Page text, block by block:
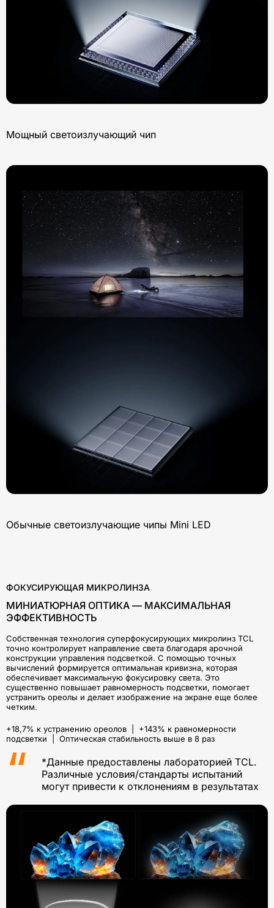
Мощный светоизлучающий чип
Обычные светоизлучающие чипы Mini LED
ФОКУСИРУЮЩАЯ МИКРОЛИНЗА
МИНИАТЮРНАЯ ОПТИКА — МАКСИМАЛЬНАЯ
ЭФФЕКТИВНОСТЬ
Собственная технология суперфокусирующих микролинз TCL
точно контролирует направление света благодаря арочной
конструкции управления подсветкой. С помощью точных
вычислений формируется оптимальная кривизна, которая
обеспечивает максимальную фокусировку света. Это
существенно повышает равномерность подсветки, помогает
устранить ореолы и делает изображение на экране еще более
четким.
+18,7% к устранению ореолов | +143% к равномерности
подсветки | Оптическая стабильность выше в 8 раз
*Данные предоставлены лабораторией TCL.
Различные условия/стандарты испытаний
могут привести к отклонениям в результатах